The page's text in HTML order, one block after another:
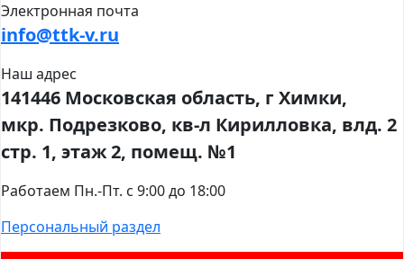
Электронная почта
info@ttk-v.ru
Наш адрес
141446 Московская область, г Химки,
мкр. Подрезково, кв-л Кирилловка, влд. 2
стр. 1, этаж 2, помещ. №1
Работаем Пн.-Пт. с 9:00 до 18:00
Персональный раздел